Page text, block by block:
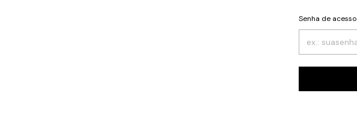
Senha de acesso